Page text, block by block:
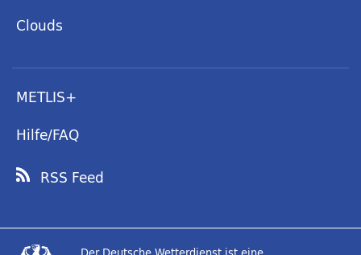
Clouds
METLIS+
Hilfe/FAQ
RSS Feed